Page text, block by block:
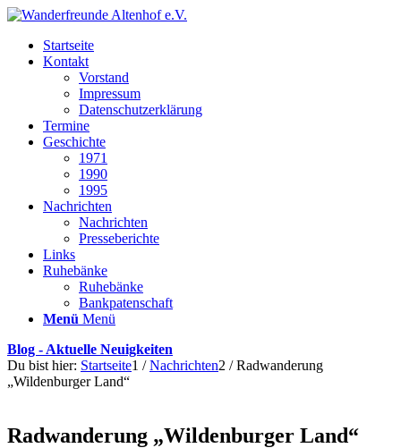
Startseite
Kontakt
Vorstand
Impressum
Datenschutzerklärung
Termine
Geschichte
1971
1990
1995
Nachrichten
Nachrichten
Presseberichte
Links
Ruhebänke
Ruhebänke
Bankpatenschaft
Menü Menü
Blog - Aktuelle Neuigkeiten
Du bist hier: Startseite1 / Nachrichten2 / Radwanderung
„Wildenburger Land“
Radwanderung „Wildenburger Land“